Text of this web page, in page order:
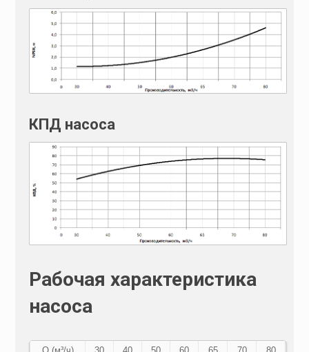
КПД насоса
Рабочая характеристика
насоса